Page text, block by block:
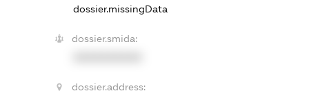
dossier.missingData
dossier.smida:
dossier.address: